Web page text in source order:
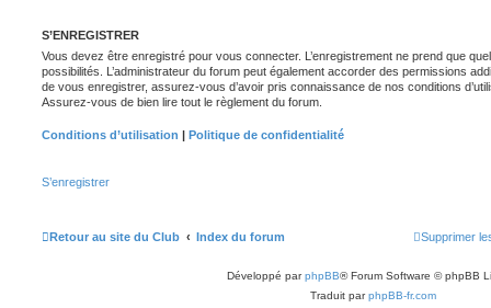
S’ENREGISTRER
Vous devez être enregistré pour vous connecter. L’enregistrement ne prend que
possibilités. L’administrateur du forum peut également accorder des permissions
de vous enregistrer, assurez-vous d’avoir pris connaissance de nos conditions
Assurez-vous de bien lire tout le règlement du forum.
Conditions d’utilisation | Politique de confidentialité
S’enregistrer
Retour au site du Club Index du forum Supprimer
Développé parphpBB® Forum Software © phpBB
Traduit parphpBB-fr.com